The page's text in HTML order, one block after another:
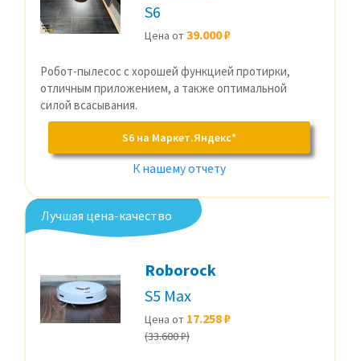
S6
Цена от39.000 ₽
Робот-пылесос с хорошей функцией протирки,
отличным приложением, а также оптимальной
силой всасывания.
S6 на Маркет.Яндекс*
К нашему отчету
Лучшая цена-качество
Roborock
S5 Max
Цена от 17.258 ₽
(33.600 ₽)